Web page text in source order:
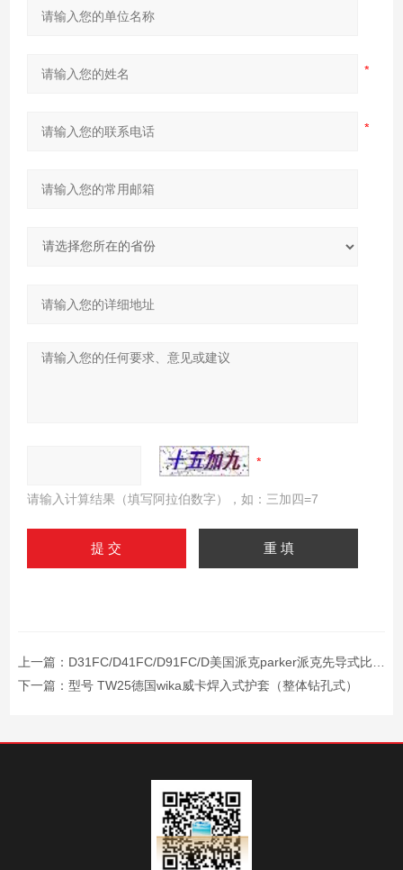
请输入计算结果（填写阿拉伯数字），如：三加四=7
上一篇： D31FC/D41FC/D91FC/D美国派克parker派克先导式比例方向控制阀
下一篇： 型号 TW25德国wika威卡焊入式护套（整体钻孔式）